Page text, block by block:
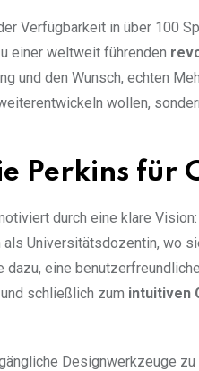
Verfügbarkeit in über 100
einer weltweit führenden
und den Wunsch, echten
wollen,
Perkins für
durch eine klare
Universitätsdozentin, wo
eine
schließlich zum intuitiven
Designwerkzeuge